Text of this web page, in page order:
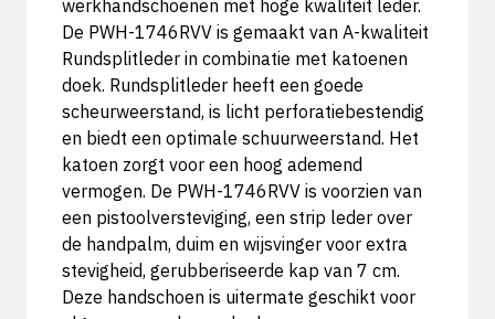
werkhandschoenen met hoge kwaliteit leder.
De PWH-1746RVV is gemaakt van A-kwaliteit
Rundsplitleder in combinatie met katoenen
doek. Rundsplitleder heeft een goede
scheurweerstand, is licht perforatiebestendig
en biedt een optimale schuurweerstand. Het
katoen zorgt voor een hoog ademend
vermogen. De PWH-1746RVV is voorzien van
een pistoolversteviging, een strip leder over
de handpalm, duim en wijsvinger voor extra
stevigheid, gerubberiseerde kap van 7 cm.
Deze handschoen is uitermate geschikt voor